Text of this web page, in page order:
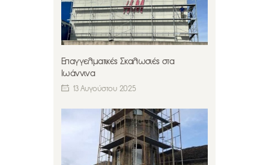
Επαγγελματικές Σκαλωσιές στα
Ιωάννινα
13 Αυγούστου 2025